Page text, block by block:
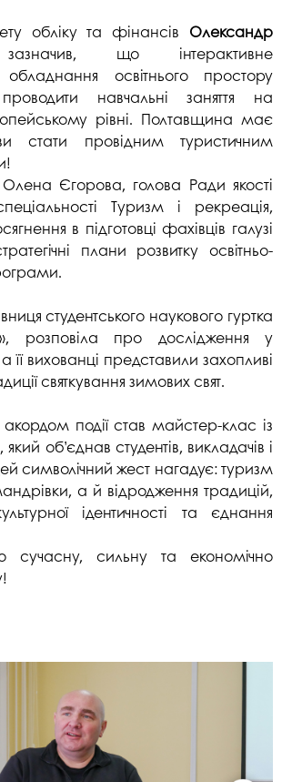
обліку та фінансів Олександр
що інтерактивне
обладнання освітнього простору
навчальні заняття на
рівні. Полтавщина має
стати провідним туристичним
Єгорова, голова Ради якості
Туризм і рекреація,
в підготовці фахівців галузі
плани розвитку освітньо-
студентського наукового гуртка
, розповіла про дослідження у
вихованці представили захопливі
святкування зимових свят.
події став майстер-клас із
об’єднав студентів, викладачів і
символічний жест нагадує: туризм
а й відродження традицій,
ідентичності та єднання
сучасну, сильну та економічно